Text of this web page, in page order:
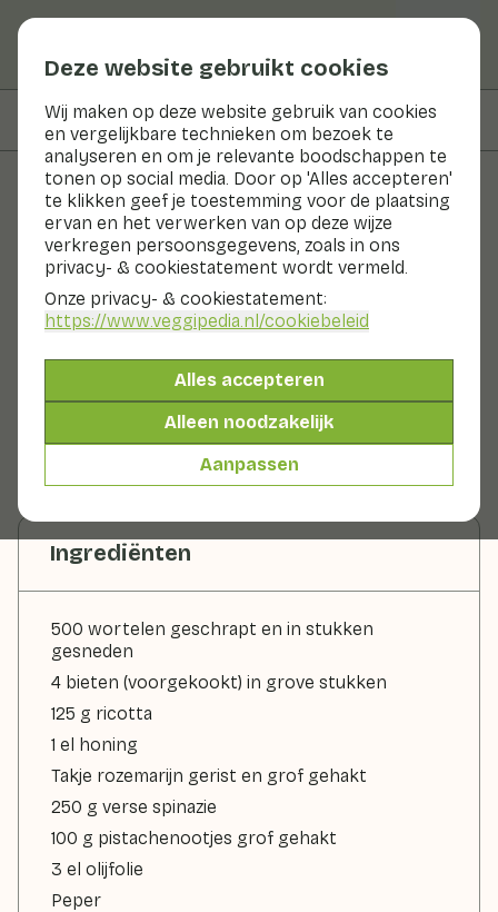
Deze website gebruikt cookies
Wij maken op deze website gebruik van cookies
en vergelijkbare technieken om bezoek te
analyseren en om je relevante boodschappen te
tonen op social media. Door op 'Alles accepteren'
te klikken geef je toestemming voor de plaatsing
ervan en het verwerken van op deze wijze
verkregen persoonsgegevens, zoals in ons
privacy- & cookiestatement wordt vermeld.
Onze privacy- & cookiestatement:
https://www.veggipedia.nl/cookiebeleid
Alles accepteren
Alleen noodzakelijk
Aanpassen
Op deze pagina Bereidingswijze
Recepten
Salade met geroosterde rode
biet en wortel met honing en
ricotta van Brenda Kookt
Met seizoensproducten
Ingrediënten
500 wortelen geschrapt en in stukken
gesneden
4 bieten (voorgekookt) in grove stukken
125 g ricotta
1 el honing
Takje rozemarijn gerist en grof gehakt
250 g verse spinazie
100 g pistachenootjes grof gehakt
3 el olijfolie
Peper